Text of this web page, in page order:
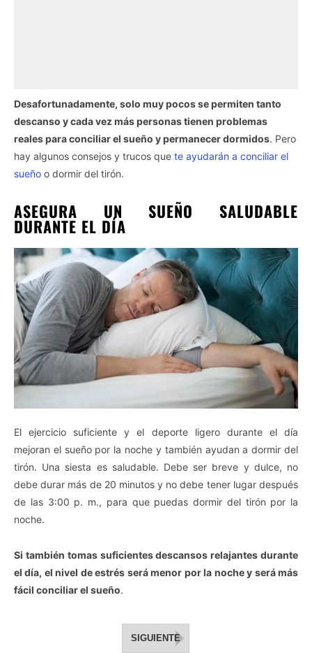
Desafortunadamente, solo muy pocos se permiten tanto
descanso y cada vez más personas tienen problemas
reales para conciliar el sueño y permanecer dormidos. Pero
hay algunos consejos y trucos que te ayudarán a conciliar el
sueño o dormir del tirón.
ASEGURA UN SUEÑO SALUDABLE
DURANTE EL DÍA
El ejercicio suficiente y el deporte ligero durante el día
mejoran el sueño por la noche y también ayudan a dormir del
tirón. Una siesta es saludable. Debe ser breve y dulce, no
debe durar más de 20 minutos y no debe tener lugar después
de las 3:00 p. m., para que puedas dormir del tirón por la
noche.
Si también tomas suficientes descansos relajantes durante
el día, el nivel de estrés será menor por la noche y será más
fácil conciliar el sueño.
SIGUIENTE